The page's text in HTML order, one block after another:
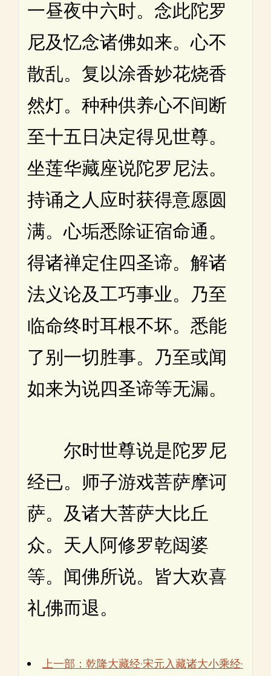
一昼夜中六时。念此陀罗
尼及忆念诸佛如来。心不
散乱。复以涂香妙花烧香
然灯。种种供养心不间断
至十五日决定得见世尊。
坐莲华藏座说陀罗尼法。
持诵之人应时获得意愿圆
满。心垢悉除证宿命通。
得诸禅定住四圣谛。解诸
法义论及工巧事业。乃至
临命终时耳根不坏。悉能
了别一切胜事。乃至或闻
如来为说四圣谛等无漏。
尔时世尊说是陀罗尼
经已。师子游戏菩萨摩诃
萨。及诸大菩萨大比丘
众。天人阿修罗乾闼婆
等。闻佛所说。皆大欢喜
礼佛而退。
上一部：乾隆大藏经·宋元入藏诸大小乘经·